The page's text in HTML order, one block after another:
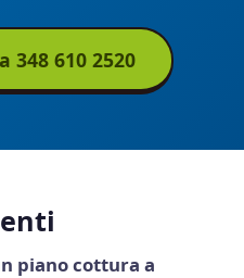
348 610 2520
piano cottura a